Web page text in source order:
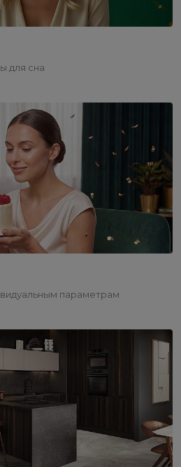
для сна
параметрам